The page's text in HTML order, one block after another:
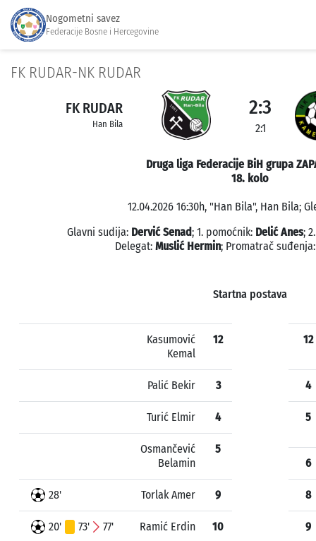
Nogometni savez
Federacije Bosne i Hercegovine
FK RUDAR-NK RUDAR
FK RUDAR
Han Bila
2:3
2:1
Druga liga Federacije BiH grupa
18. kolo
12.04.2026 16:30h, "Han Bila", Han Bila;
Glavni sudija: Dervić Senad; 1. pomoćnik: Delić Anes;
Delegat: Muslić Hermin; Promatrač
Startna postava
Kasumović
Kemal
12
Palić Bekir 3
Turić Elmir 4
Osmančević
Belamin
5
28' Torlak Amer 9
20' 73' 77' Ramić Erdin 10
12
4
5
6
8
9